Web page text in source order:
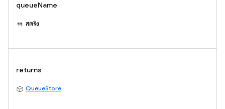
queueName
สตริง
returns
QueueStore